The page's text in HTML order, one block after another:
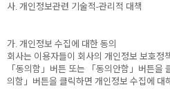
사. 개인정보관련 기술적-관리적 대책
가. 개인정보 수집에 대한 동의
회사는 이용자들이 회사의 개인정보 보호정
「동의함」버튼 또는 「동의안함」버튼을
의함」버튼을 클릭하면 개인정보 수집에 대